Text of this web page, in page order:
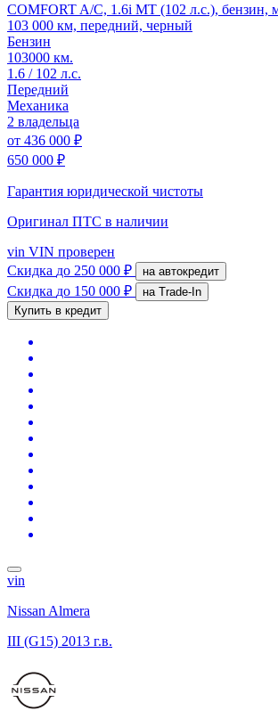
COMFORT A/C, 1.6i MT (102 л.с.), бензин,
103 000 км, передний, черный
Бензин
103000 км.
1.6 / 102 л.с.
Передний
Механика
2 владельца
от 436 000 ₽
650 000 ₽
Гарантия юридической чистоты
Оригинал ПТС в наличии
vin VIN проверен
Скидка до 250 000 ₽ на автокредит
Скидка до 150 000 ₽
на Trade-In
Купить в кредит
vin
Nissan Almera
III (G15) 2013 г.в.